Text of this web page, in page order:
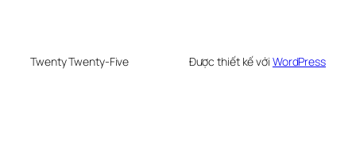
Twenty Twenty-Five Được thiết kế với WordPress